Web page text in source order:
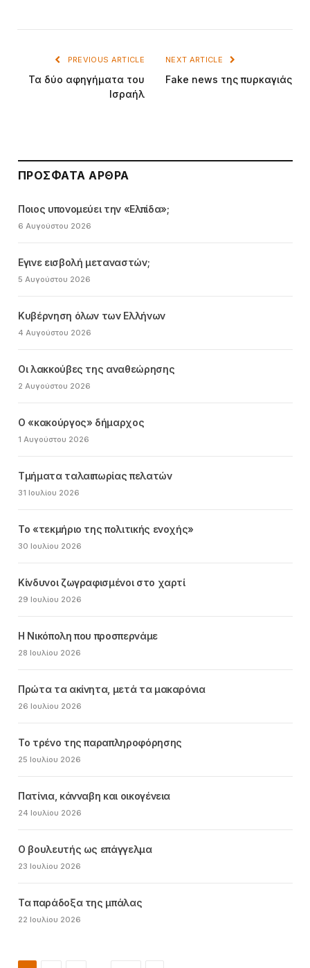
PREVIOUS ARTICLE
Τα δύο αφηγήματα του
Ισραήλ
NEXT ARTICLE
Fake news της πυρκαγιάς
ΠΡΌΣΦΑΤΑ ΆΡΘΡΑ
Ποιος υπονομεύει την «Ελπίδα»;
6 Αυγούστου 2026
Εγινε εισβολή μεταναστών;
5 Αυγούστου 2026
Κυβέρνηση όλων των Ελλήνων
4 Αυγούστου 2026
Οι λακκούβες της αναθεώρησης
2 Αυγούστου 2026
Ο «κακούργος» δήμαρχος
1 Αυγούστου 2026
Τμήματα ταλαιπωρίας πελατών
31 Ιουλίου 2026
Το «τεκμήριο της πολιτικής ενοχής»
30 Ιουλίου 2026
Κίνδυνοι ζωγραφισμένοι στο χαρτί
29 Ιουλίου 2026
Η Νικόπολη που προσπερνάμε
28 Ιουλίου 2026
Πρώτα τα ακίνητα, μετά τα μακαρόνια
26 Ιουλίου 2026
Το τρένο της παραπληροφόρησης
25 Ιουλίου 2026
Πατίνια, κάνναβη και οικογένεια
24 Ιουλίου 2026
Ο βουλευτής ως επάγγελμα
23 Ιουλίου 2026
Τα παράδοξα της μπάλας
22 Ιουλίου 2026